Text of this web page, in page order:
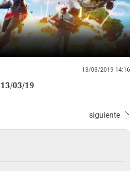
13/03/2019 14:16
03/19
siguiente